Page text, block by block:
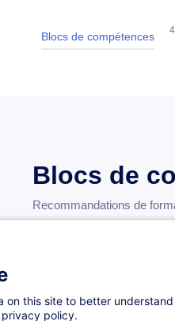
Blocs de compétences 4
Blocs de
Recommandations de
on this site to better
privacy policy.